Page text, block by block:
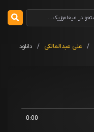
/ علی عبدالمالکی /
دانلود
0:00